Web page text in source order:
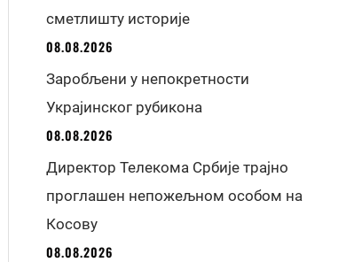
сметлишту историје
08.08.2026
Заробљени у непокретности
Украјинског рубикона
08.08.2026
Директор Телекома Србије трајно
проглашен непожељном особом на
Косову
08.08.2026